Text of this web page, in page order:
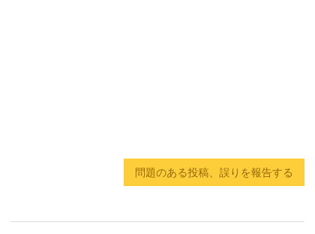
問題のある投稿、誤りを報告する